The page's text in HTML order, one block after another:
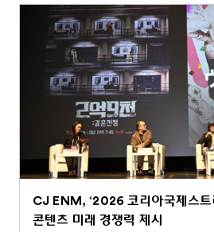
CJ ENM, ‘2026 코리아국제스트
콘텐츠 미래 경쟁력 제시